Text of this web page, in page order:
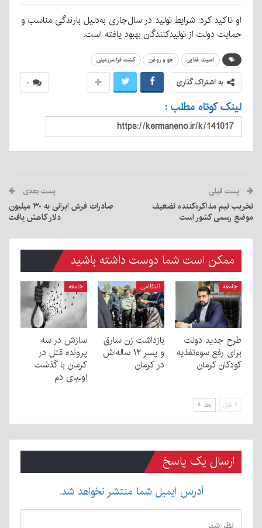
او تاکید کرد: شرایط تولید در سال‌جاری به‌دلیل بارندگی مناسب و
حمایت دولت از تولیدکنندگان بهبود یافته است.
امنیت غذایی جو و روغن کشت فراسرزمینی
۰ به اشتراک گذاری
لینک کوتاه مطلب :
پست قبلی
تخریب تیم مذاکره‌کننده تضعیف
موضع رسمی کشور است
پست بعدی
صادرات فرش ایرانی به ۳۰ میلیون
دلار کاهش یافت
ممکن است شما دوست داشته باشید
جامعه
طرح جدید دولت
برای رفع سوءتغذیه
کودکان کرمان
انتظامی
بازداشت زن سارق
و پسر ۱۲ ساله‌اش
در کرمان
جامعه
سازش در سه
پرونده قتل در
کرمان با گذشت
اولیای دم
قبل بعد
ارسال یک پاسخ
آدرس ایمیل شما منتشر نخواهد شد.